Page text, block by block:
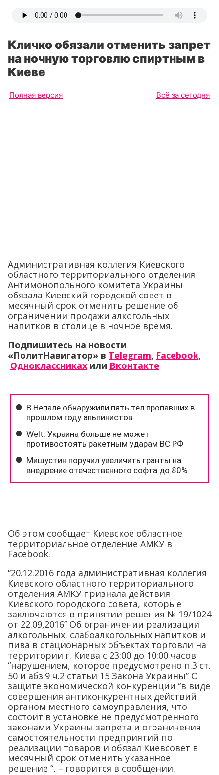
Кличко обязали отменить запрет
на ночную торговлю спиртным в
Киеве
Полная версия Всё за сегодня
Административная коллегия Киевского
областного территориального отделения
Антимонопольного комитета Украины
обязала Киевский городской совет в
месячный срок отменить решение об
ограничении продажи алкогольных
напитков в столице в ночное время.
Подпишитесь на новости
«ПолитНавигатор» в Telegram, Facebook,
Одноклассниках или Вконтакте
Об этом сообщает Киевское областное
территориальное отделение АМКУ в
Facebook.
“20.12.2016 года административная коллегия
Киевского областного территориального
отделения АМКУ признала действия
Киевского городского совета, которые
заключаются в принятии решения № 19/1024
от 22.09,2016” Об ограничении реализации
алкогольных, слабоалкогольных напитков и
пива в стационарных объектах торговли на
территории г. Киева с 23:00 до 10:00 часов
“нарушением, которое предусмотрено п.3 ст.
50 и абз.9 ч.2 статьи 15 Закона Украины” О
защите экономической конкуренции “в виде
совершения антиконкурентных действий
органом местного самоуправления, что
состоит в установке не предусмотренного
законами Украины запрета и ограничения
самостоятельности предприятий по
реализации товаров и обязал Киевсовет в
месячный срок отменить указанное
решение “, – говорится в сообщении.